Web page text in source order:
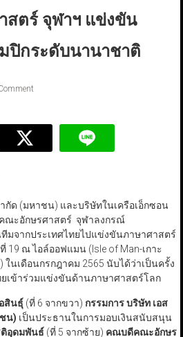
ตร์ จุฬาฯ แข่งขัน
ปิกระดับนานาชาติ
กัด (มหาชน) และบริษัทในเครือเอ็กซอน
ณะอักษรศาสตร์ จุฬาลงกรณ์
มจากประเทศไทยไปแข่งขันภาษาศาสตร์
19 ณ ไอล์ออฟแมน (Isle of Man-เกาะ
ในเดือนกรกฎาคม 2565 นับได้ว่าเป็นครั้ง
เข้าร่วมแข่งขันด้านภาษาศาสตร์โลก
สินธุ์ (ที่ 6 จากขวา) กรรมการ บริษัท เอส
น) เป็นประธานในการมอบเงินสนับสนุน
อุดมพันธ์ (ที่ 5 จากซ้าย) คณบดีคณะอักษร